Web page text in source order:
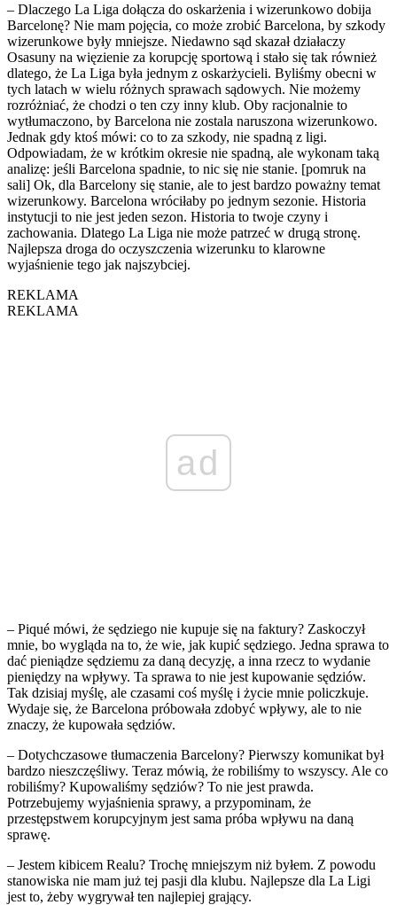
– Dlaczego La Liga dołącza do oskarżenia i wizerunkowo dobija
Barcelonę? Nie mam pojęcia, co może zrobić Barcelona, by szkody
wizerunkowe były mniejsze. Niedawno sąd skazał działaczy
Osasuny na więzienie za korupcję sportową i stało się tak również
dlatego, że La Liga była jednym z oskarżycieli. Byliśmy obecni w
tych latach w wielu różnych sprawach sądowych. Nie możemy
rozróżniać, że chodzi o ten czy inny klub. Oby racjonalnie to
wytłumaczono, by Barcelona nie zostala naruszona wizerunkowo.
Jednak gdy ktoś mówi: co to za szkody, nie spadną z ligi.
Odpowiadam, że w krótkim okresie nie spadną, ale wykonam taką
analizę: jeśli Barcelona spadnie, to nic się nie stanie. [pomruk na
sali] Ok, dla Barcelony się stanie, ale to jest bardzo poważny temat
wizerunkowy. Barcelona wróciłaby po jednym sezonie. Historia
instytucji to nie jest jeden sezon. Historia to twoje czyny i
zachowania. Dlatego La Liga nie może patrzeć w drugą stronę.
Najlepsza droga do oczyszczenia wizerunku to klarowne
wyjaśnienie tego jak najszybciej.
REKLAMA
REKLAMA
ad
– Piqué mówi, że sędziego nie kupuje się na faktury? Zaskoczył
mnie, bo wygląda na to, że wie, jak kupić sędziego. Jedna sprawa to
dać pieniądze sędziemu za daną decyzję, a inna rzecz to wydanie
pieniędzy na wpływy. Ta sprawa to nie jest kupowanie sędziów.
Tak dzisiaj myślę, ale czasami coś myślę i życie mnie policzkuje.
Wydaje się, że Barcelona próbowała zdobyć wpływy, ale to nie
znaczy, że kupowała sędziów.
– Dotychczasowe tłumaczenia Barcelony? Pierwszy komunikat był
bardzo nieszczęśliwy. Teraz mówią, że robiliśmy to wszyscy. Ale co
robiliśmy? Kupowaliśmy sędziów? To nie jest prawda.
Potrzebujemy wyjaśnienia sprawy, a przypominam, że
przestępstwem korupcyjnym jest sama próba wpływu na daną
sprawę.
– Jestem kibicem Realu? Trochę mniejszym niż byłem. Z powodu
stanowiska nie mam już tej pasji dla klubu. Najlepsze dla La Ligi
jest to, żeby wygrywał ten najlepiej grający.